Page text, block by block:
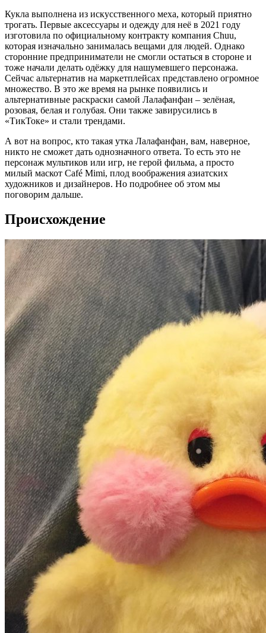
Кукла выполнена из искусственного меха, который приятно
трогать. Первые аксессуары и одежду для неё в 2021 году
изготовила по официальному контракту компания Chuu,
которая изначально занималась вещами для людей. Однако
сторонние предприниматели не смогли остаться в стороне и
тоже начали делать одёжку для нашумевшего персонажа.
Сейчас альтернатив на маркетплейсах представлено огромное
множество. В это же время на рынке появились и
альтернативные раскраски самой Лалафанфан – зелёная,
розовая, белая и голубая. Они также завирусились в
«ТикТоке» и стали трендами.
А вот на вопрос, кто такая утка Лалафанфан, вам, наверное,
никто не сможет дать однозначного ответа. То есть это не
персонаж мультиков или игр, не герой фильма, а просто
милый маскот Café Mimi, плод воображения азиатских
художников и дизайнеров. Но подробнее об этом мы
поговорим дальше.
Происхождение